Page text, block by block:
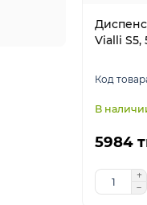
Vialli S5,
5984